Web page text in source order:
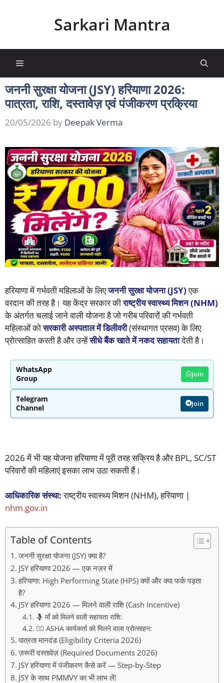
Sarkari Mantra
Menu
जननी सुरक्षा योजना (JSY) हरियाणा 2026:
पात्रता, राशि, दस्तावेज़ एवं पंजीकरण प्रक्रिया
20/05/2026 by Deepak Verma
हरियाणा में गर्भवती महिलाओं के लिएजननी सुरक्षा योजना (JSY)एक
वरदान की तरह है। यह केंद्र सरकार कीराष्ट्रीय स्वास्थ्य मिशन (NHM)
के अंतर्गत चलाई जाने वाली योजना है जो गरीब परिवारों की गर्भवती
महिलाओं कोसरकारी अस्पताल में डिलीवरी(संस्थागत प्रसव) के लिए
प्रोत्साहित करती है और उन्हेंसीधे बैंक खाते में नकद सहायतादेती है।
WhatsApp
Group
Join
Telegram
Channel
Join
2026 में भी यह योजना हरियाणा में पूरी तरह सक्रिय है और BPL, SC/ST
परिवारों की महिलाएं इसका लाभ उठा सकती हैं।
आधिकारिक संस्था:राष्ट्रीय स्वास्थ्य मिशन (NHM), हरियाणा |
nhm.gov.in
Table of Contents
जननी सुरक्षा योजना (JSY) क्या है?
JSY हरियाणा 2026 — एक नज़र में
हरियाणा: High Performing State (HPS) क्यों और क्या फर्क पड़ता
है?
JSY हरियाणा 2026 — मिलने वाली राशि (Cash Incentive)
🤱 माँ को मिलने वाली सहायता राशि:
👩‍⚕️ ASHA कार्यकर्ता को मिलने वाला प्रोत्साहन:
पात्रता मानदंड (Eligibility Criteria 2026)
ज़रूरी दस्तावेज़ (Required Documents 2026)
JSY हरियाणा में पंजीकरण कैसे करें — Step-by-Step
JSY के साथ PMMVY का भी लाभ लें!